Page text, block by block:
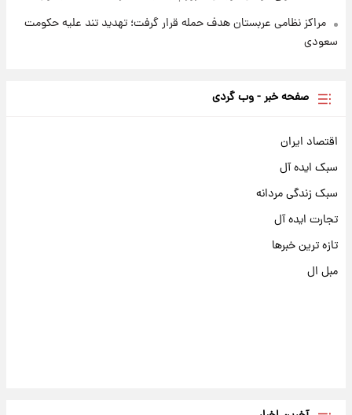
مراکز نظامی عربستان هدف حمله قرار گرفت؛ تهدید تند علیه حکومت
سعودی
صفحه خبر - وب گردی
اقتصاد ایران
سبک ایده آل
سبک زندگی مردانه
تجارت ایده آل
تازه ترین خبرها
مبل ال